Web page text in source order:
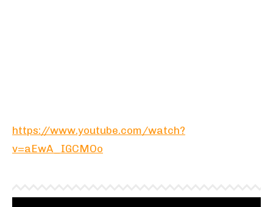
https://www.youtube.com/watch?
v=aEwA_IGCMOo